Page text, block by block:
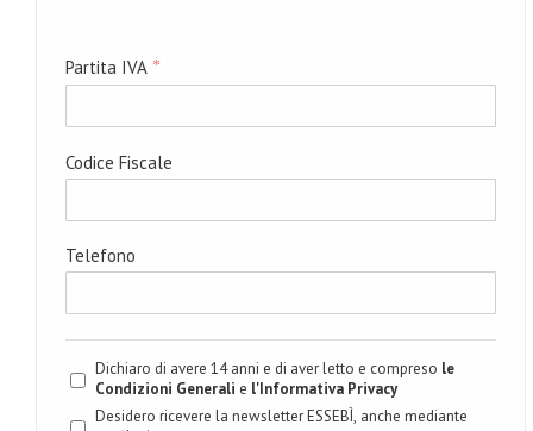
Partita IVA *
Codice Fiscale
Telefono
Dichiaro di avere 14 anni e di aver letto e compreso le
Condizioni Generali e l'Informativa Privacy
Desidero ricevere la newsletter ESSEBÌ, anche mediante